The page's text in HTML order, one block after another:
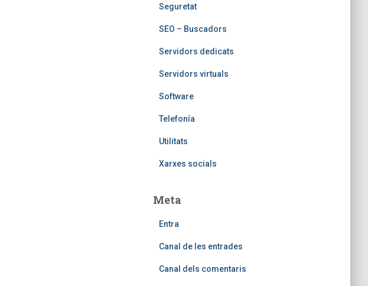
Seguretat
SEO – Buscadors
Servidors dedicats
Servidors virtuals
Software
Telefoní­a
Utilitats
Xarxes socials
Meta
Entra
Canal de les entrades
Canal dels comentaris